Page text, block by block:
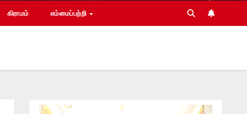
கிராமம் எம்மைப்பற்றி